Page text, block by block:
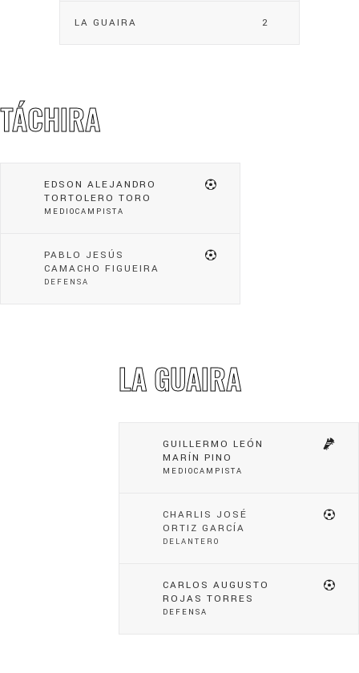
LA GUAIRA 2
TÁCHIRA
EDSON ALEJANDRO
TORTOLERO TORO
MEDIOCAMPISTA
PABLO JESÚS
CAMACHO FIGUEIRA
DEFENSA
LA GUAIRA
GUILLERMO LEÓN
MARÍN PINO
MEDIOCAMPISTA
CHARLIS JOSÉ
ORTIZ GARCÍA
DELANTERO
CARLOS AUGUSTO
ROJAS TORRES
DEFENSA